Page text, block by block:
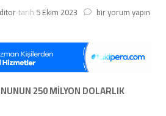
tarih 5 Ekim 2023 Girişimcilere
250
dolarlık
kapanışıyla
bir yorum yapın
250 MİLYON DOLARLIK